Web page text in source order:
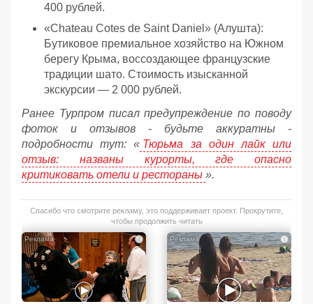
400 рублей.
«Chateau Cotes de Saint Daniel» (Алушта):
Бутиковое премиальное хозяйство на Южном
берегу Крыма, воссоздающее французские
традиции шато. Стоимость изысканной
экскурсии — 2 000 рублей.
Ранее Турпром писал предупреждение по поводу
фоток и отзывов - будьте аккуратны -
подробности тут: « Тюрьма за один лайк или
отзыв: названы курорты, где опасно
критиковать отели и рестораны ».
Спасибо что смотрите рекламу, это поддерживает проект. Прокрутите,
чтобы продолжить читать
i i